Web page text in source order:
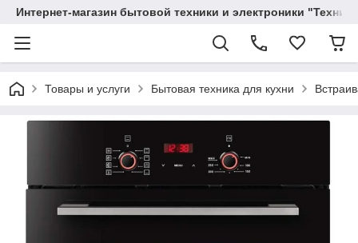
Интернет-магазин бытовой техники и электроники
Товары и услуги Бытовая техника для кухни